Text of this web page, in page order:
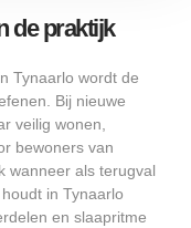
de praktijk
Tynaarlo wordt de
Bij nieuwe
veilig wonen,
bewoners van
wanneer als terugval
in Tynaarlo
en slaapritme